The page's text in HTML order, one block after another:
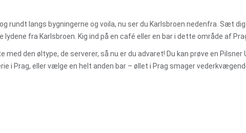
rundt langs bygningerne og voila, nu ser du Karlsbroen nedenfra. Sæt dig
fra Karlsbroen. Kig ind på en café eller en bar i dette område af
med den øltype, de serverer, så nu er du advaret! Du kan prøve en Pilsner
i Prag, eller vælge en helt anden bar – øllet i Prag smager